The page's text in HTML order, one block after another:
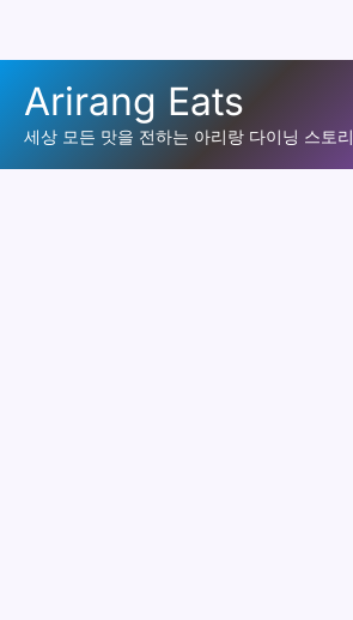
로
Arirang Eats
세상 모든 맛을 전하는 아리랑 다이닝 스토리